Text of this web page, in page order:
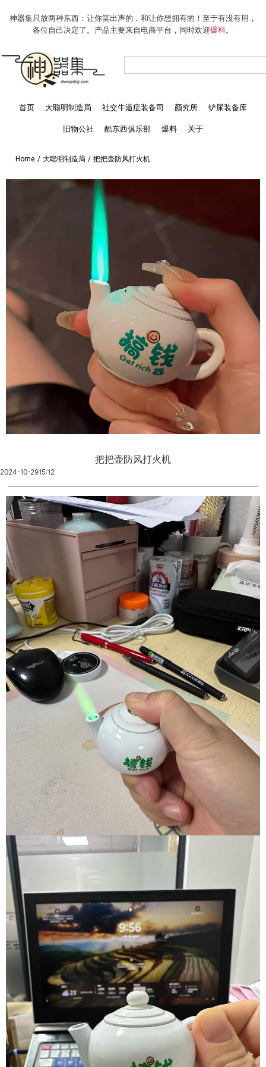
神器集只放两种东西：让你笑出声的，和让你想拥有的！至于有没有用，
各位自己决定了。产品主要来自电商平台，同时欢迎爆料。
首页 大聪明制造局 社交牛逼症装备司 颜究所 铲屎装备库
旧物公社 酷东西俱乐部 爆料 关于
Home / 大聪明制造局 / 把把壶防风打火机
把把壶防风打火机
2024-10-2915:12